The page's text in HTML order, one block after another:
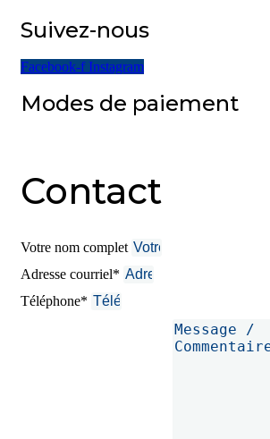
Suivez-nous
Facebook-f Instagram
Modes de paiement
Contact
Votre nom complet
Adresse courriel*
Téléphone*